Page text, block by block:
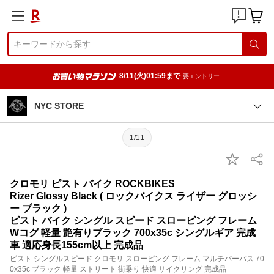
8/11(火)01:59まで 要エントリー
NYC STORE
1/11
クロモリ ピスト バイク ROCKBIKES
Rizer Glossy Black ( ロックバイクス ライザー グロッシ
ー ブラック )
ピスト バイク シングル スピード スローピング フレーム
Wコグ 軽量 艶有りブラック 700x35c シングルギア 完成
車 適応身長155cm以上 完成品
ピスト シングルスピード クロモリ スローピング フレーム マルチパーパス 70
0x35c ブラック 軽量 ストリート 街乗り 快適 サイクリング 完成品